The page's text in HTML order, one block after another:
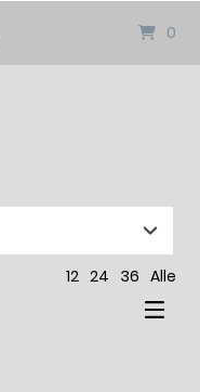
0
12 24 36 Alle